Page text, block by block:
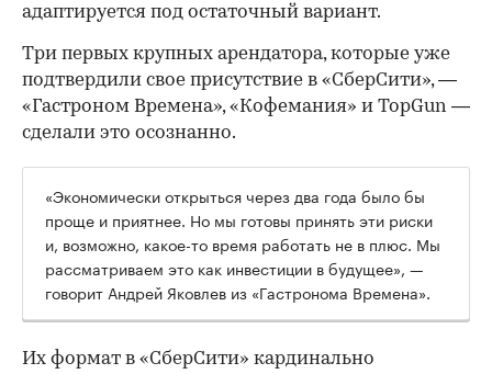
адаптируется под остаточный вариант.
Три первых крупных арендатора, которые уже
подтвердили свое присутствие в «СберСити», —
«Гастроном Времена», «Кофемания» и TopGun —
сделали это осознанно.
«Экономически открыться через два года было бы
проще и приятнее. Но мы готовы принять эти риски
и, возможно, какое-то время работать не в плюс. Мы
рассматриваем это как инвестиции в будущее», —
говорит Андрей Яковлев из «Гастронома Времена».
Их формат в «СберСити» кардинально